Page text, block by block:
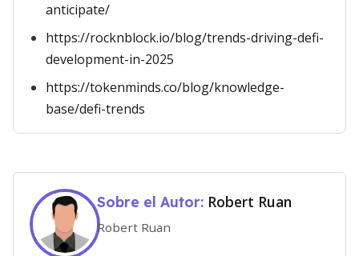
anticipate/
https://rocknblock.io/blog/trends-driving-defi-
development-in-2025
https://tokenminds.co/blog/knowledge-
base/defi-trends
Sobre el Autor: Robert Ruan
Robert Ruan